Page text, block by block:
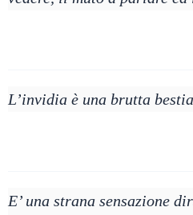
L’invidia è una brutta
E’ una strana sensazione